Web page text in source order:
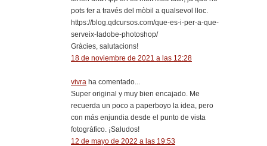
pots fer a través del mòbil a qualsevol lloc.
https://blog.qdcursos.com/que-es-i-per-a-que-
serveix-ladobe-photoshop/
Gràcies, salutacions!
18 de noviembre de 2021 a las 12:28
vivra ha comentado...
Super original y muy bien encajado. Me
recuerda un poco a paperboyo la idea, pero
con más enjundia desde el punto de vista
fotográfico. ¡Saludos!
12 de mayo de 2022 a las 19:53